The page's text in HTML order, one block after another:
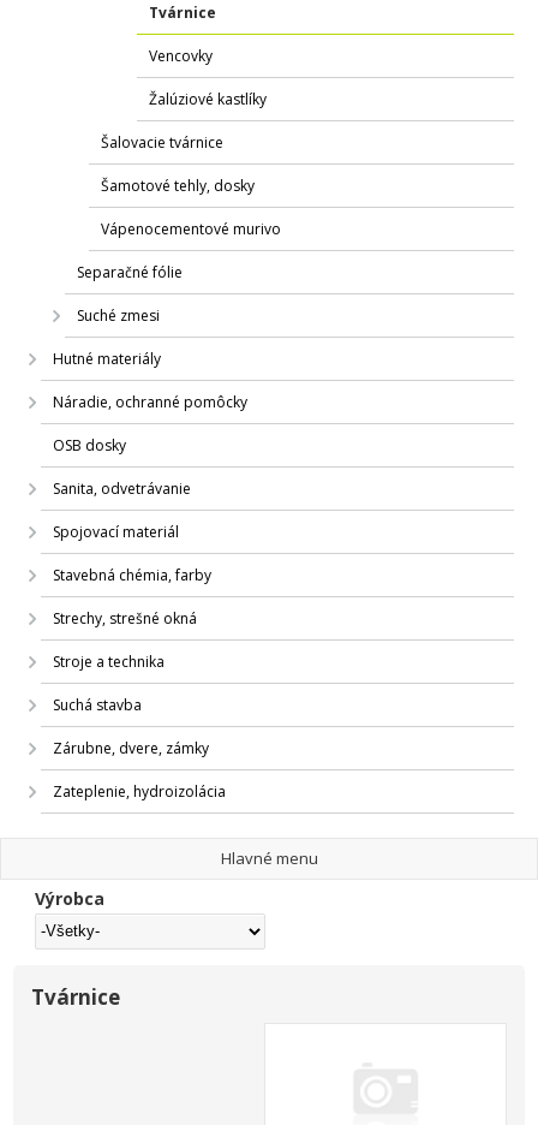
Tvárnice
Vencovky
Žalúziové kastlíky
Šalovacie tvárnice
Šamotové tehly, dosky
Vápenocementové murivo
Separačné fólie
Suché zmesi
Hutné materiály
Náradie, ochranné pomôcky
OSB dosky
Sanita, odvetrávanie
Spojovací materiál
Stavebná chémia, farby
Strechy, strešné okná
Stroje a technika
Suchá stavba
Zárubne, dvere, zámky
Zateplenie, hydroizolácia
Hlavné menu
Výrobca
Tvárnice